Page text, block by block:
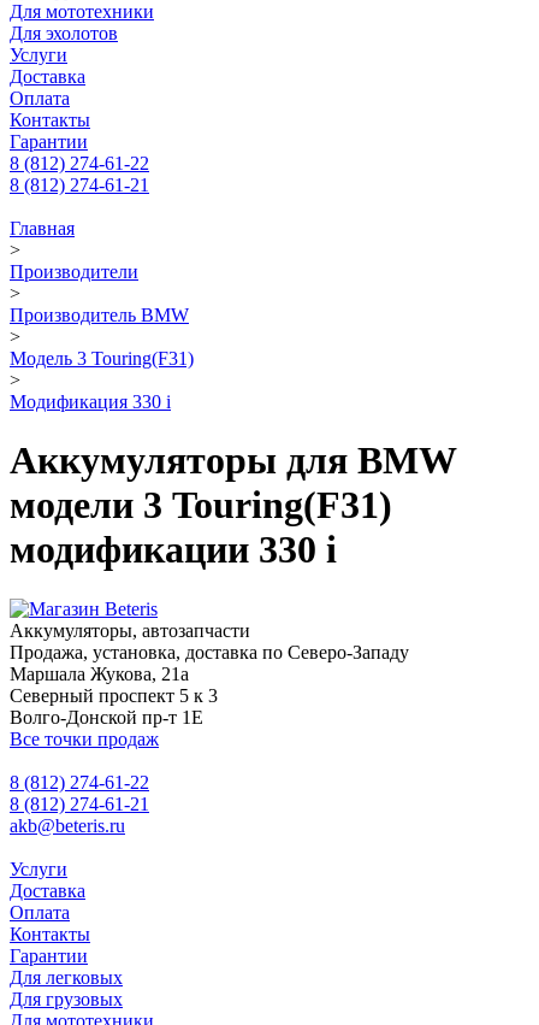
Для мототехники
Для эхолотов
Услуги
Доставка
Оплата
Контакты
Гарантии
8 (812) 274-61-22
8 (812) 274-61-21
Главная
>
Производители
>
Производитель BMW
>
Модель 3 Touring(F31)
>
Модификация 330 i
Аккумуляторы для BMW
модели 3 Touring(F31)
модификации 330 i
Аккумуляторы, автозапчасти
Продажа, установка, доставка по Северо-Западу
Маршала Жукова, 21а
Северный проспект 5 к 3
Волго-Донской пр-т 1Е
Все точки продаж
8 (812) 274-61-22
8 (812) 274-61-21
akb@beteris.ru
Услуги
Доставка
Оплата
Контакты
Гарантии
Для легковых
Для грузовых
Для мототехники